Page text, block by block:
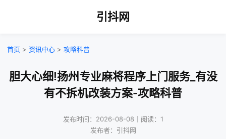
引抖网
首页 > 资讯中心 > 攻略科普
胆大心细!扬州专业麻将程序上门服务_有没
有不拆机改装方案-攻略科普
发布时间：2026-08-08｜阅读：1
发布者：引抖网